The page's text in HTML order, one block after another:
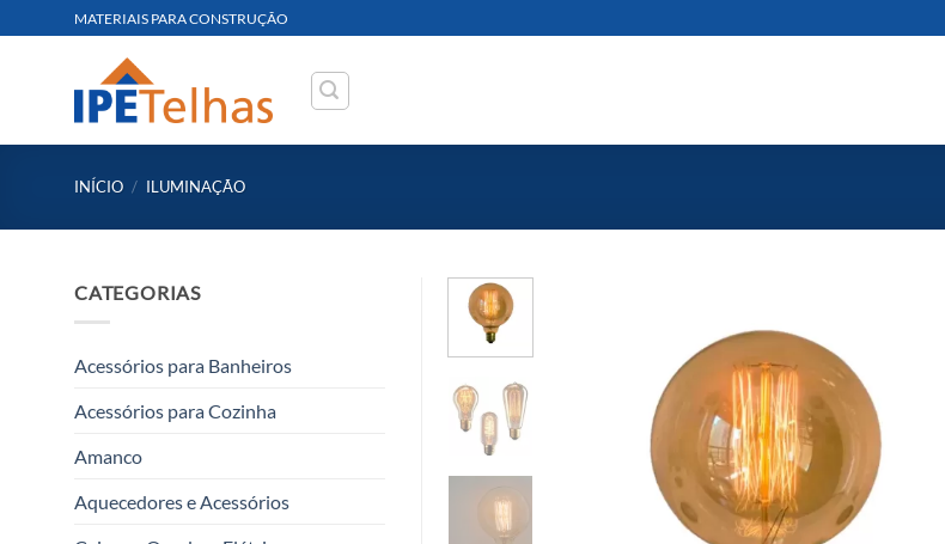
to
MATERIAIS PARA CONSTRUÇÃO
INÍCIO / ILUMINAÇÃO
CATEGORIAS
Acessórios para Banheiros
Acessórios para Cozinha
Amanco
Aquecedores e Acessórios